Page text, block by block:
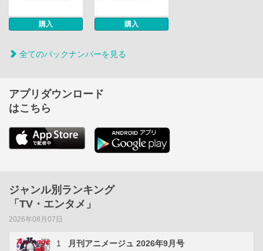
購入 購入
全てのバックナンバーを見る
アプリダウンロード
はこちら
ジャンル別ランキング
「TV・エンタメ」
2026年08月07日
1 月刊アニメージュ 2026年9月号